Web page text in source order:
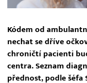
Kódem od
nechat se dříve
chroničtí pacienti
centra. Seznam
přednost, podle šéfa